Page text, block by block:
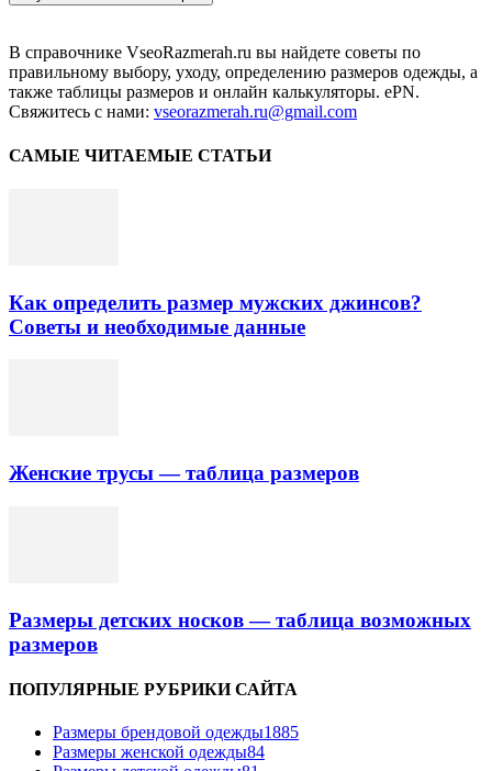
В справочнике VseoRazmerah.ru вы найдете советы по
правильному выбору, уходу, определению размеров одежды, а
также таблицы размеров и онлайн калькуляторы. ePN.
Свяжитесь с нами: vseorazmerah.ru@gmail.com
САМЫЕ ЧИТАЕМЫЕ СТАТЬИ
Как определить размер мужских джинсов?
Советы и необходимые данные
Женские трусы — таблица размеров
Размеры детских носков — таблица возможных
размеров
ПОПУЛЯРНЫЕ РУБРИКИ САЙТА
Размеры брендовой одежды1885
Размеры женской одежды84